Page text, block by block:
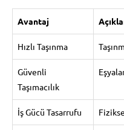
Avantaj
Hızlı Taşınma
Güvenli
Taşımacılık
İş Gücü Tasarrufu